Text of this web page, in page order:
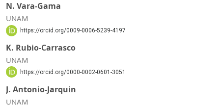
N. Vara-Gama
UNAM
https://orcid.org/0009-0006-5239-4197
K. Rubio-Carrasco
UNAM
https://orcid.org/0000-0002-0601-3051
J. Antonio-Jarquin
UNAM